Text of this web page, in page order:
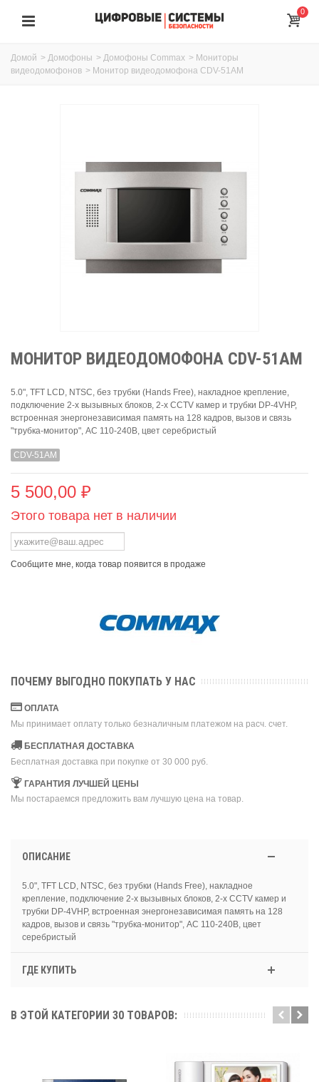
0
Домой > Домофоны > Домофоны Commax > Мониторы
видеодомофонов > Монитор видеодомофона CDV-51AM
МОНИТОР ВИДЕОДОМОФОНА CDV-51AM
5.0", TFT LCD, NTSC, без трубки (Hands Free), накладное крепление,
подключение 2-х вызывных блоков, 2-х CCTV камер и трубки DP-4VHP,
встроенная энергонезависимая память на 128 кадров, вызов и связь
"трубка-монитор", AC 110-240В, цвет серебристый
CDV-51AM
5 500,00 ₽
Этого товара нет в наличии
Сообщите мне, когда товар появится в продаже
ПОЧЕМУ ВЫГОДНО ПОКУПАТЬ У НАС
ОПЛАТА
Мы принимает оплату только безналичным платежом на расч. счет.
БЕСПЛАТНАЯ ДОСТАВКА
Бесплатная доставка при покупке от 30 000 руб.
ГАРАНТИЯ ЛУЧШЕЙ ЦЕНЫ
Мы постараемся предложить вам лучшую цена на товар.
ОПИСАНИЕ
5.0", TFT LCD, NTSC, без трубки (Hands Free), накладное
крепление, подключение 2-х вызывных блоков, 2-х CCTV камер и
трубки DP-4VHP, встроенная энергонезависимая память на 128
кадров, вызов и связь "трубка-монитор", AC 110-240В, цвет
серебристый
ГДЕ КУПИТЬ
В ЭТОЙ КАТЕГОРИИ 30 ТОВАРОВ: